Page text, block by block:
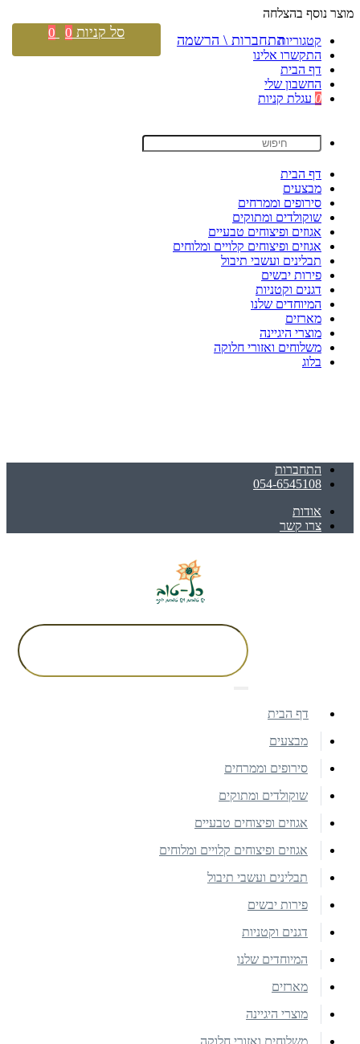
מוצר נוסף בהצלחה
קטגוריות
התקשרו אלינו
דף הבית
החשבון שלי
0 עגלת קניות
דף הבית
מבצעים
סירופים וממרחים
שוקולדים ומתוקים
אגוזים ופיצוחים טבעיים
אגוזים ופיצוחים קלויים ומלוחים
תבלינים ועשבי תיבול
פירות יבשים
דגנים וקטניות
המיוחדים שלנו
מארזים
מוצרי היגיינה
משלוחים ואזורי חלוקה
בלוג
התחברות
054-6545108
אודות
צרו קשר
התחברות \ הרשמה סל קניות 0
0
דף הבית
מבצעים
סירופים וממרחים
שוקולדים ומתוקים
אגוזים ופיצוחים טבעיים
אגוזים ופיצוחים קלויים ומלוחים
תבלינים ועשבי תיבול
פירות יבשים
דגנים וקטניות
המיוחדים שלנו
מארזים
מוצרי היגיינה
משלוחים ואזורי חלוקה